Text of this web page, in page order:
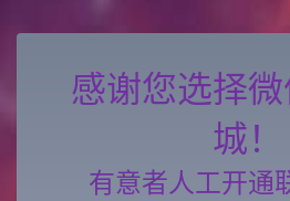
感谢您选择
城！
有意者人工开通